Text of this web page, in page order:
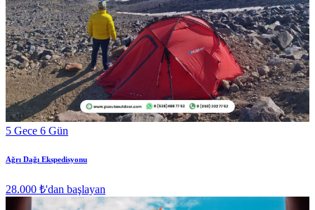
5 Gece 6 Gün
Ağrı Dağı Ekspedisyonu
28.000 ₺'dan başlayan